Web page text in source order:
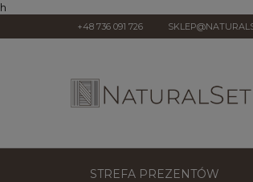
h
+48 736 091 726
STREFA PREZENTÓW